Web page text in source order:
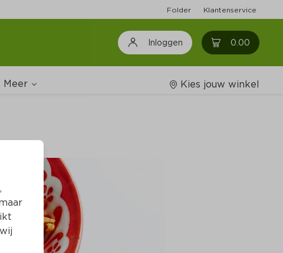
Folder Klantenservice
Inloggen 0.00 0
Meer
Wijnshop
Boodschappenlijstjes
Kies jouw winkel